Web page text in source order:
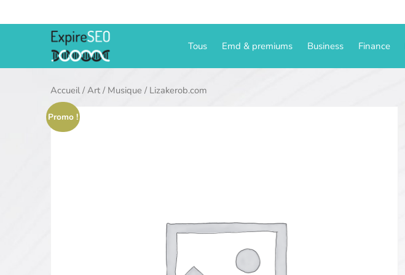
au
Tous Emd & premiums Business Finance
Accueil/Art / Musique / Lizakerob.com
Promo !